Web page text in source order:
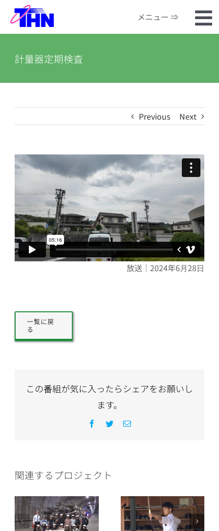
Skip
content
メニュー ⇒
河川カメラ
計量器定期検査
Previous Next
放送｜2024年6月28日
一覧に戻
る
この番組が気に入ったらシェアをお願いし
ます。
Facebook
Twitter電
関連するプロジェクト